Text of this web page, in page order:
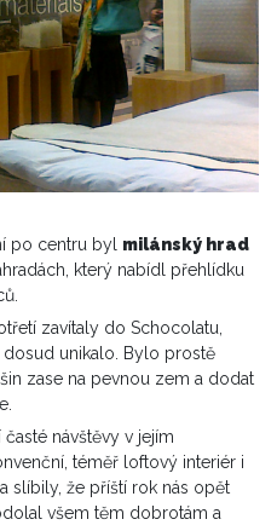
po centru byl milánský hrad
který nabídl přehlídku
zavítaly do Schocolatu,
unikalo. Bylo prostě
zase na pevnou zem a dodat
časté návštěvy v jejím
téměř loftový interiér i
slíbily, že příští rok nás opět
všem těm dobrotám a